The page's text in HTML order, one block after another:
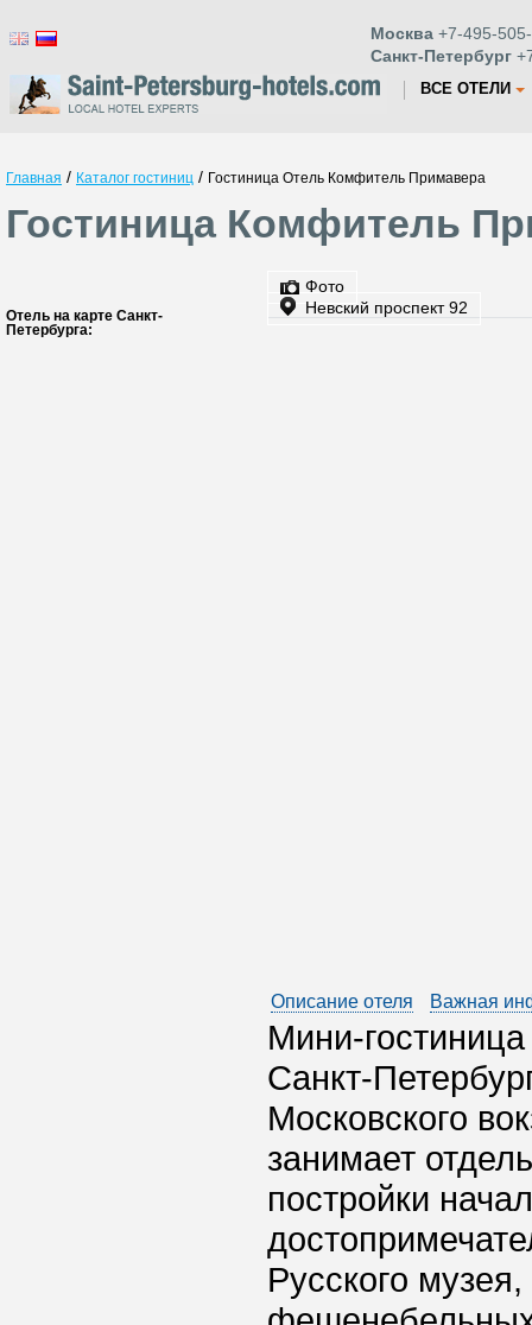
Москва +7-495-
Санкт-Петербург
ВСЕ ОТЕЛИ
Главная / Каталог гостиниц / Гостиница Отель Комфитель Примавера
Гостиница Комфитель
Отель на карте Санкт-
Петербурга:
Фото
Невский проспект 92
Описание отеля Важная
Мини-
Санкт-
Московского
занимает
постройки
Русского